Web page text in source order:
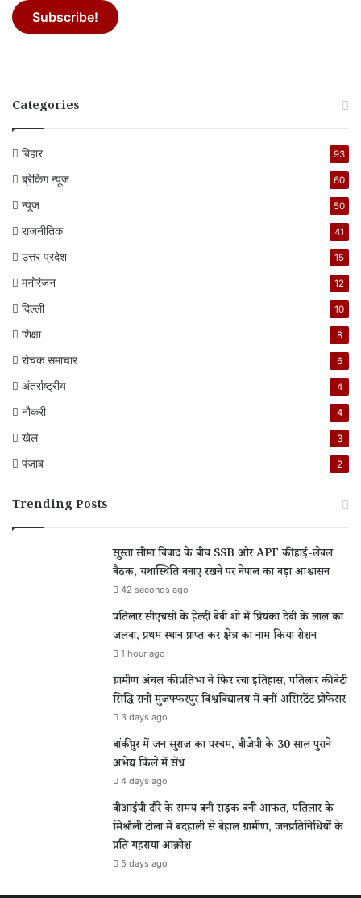
Categories
बिहार 93
ब्रेकिंग न्यूज 60
न्यूज 50
राजनीतिक 41
उत्तर प्रदेश 15
मनोरंजन 12
दिल्ली 10
शिक्षा 8
रोचक समाचार 6
अंतर्राष्ट्रीय 4
नौकरी 4
खेल 3
पंजाब 2
Trending Posts
सुस्ता सीमा विवाद के बीच SSB और APF की हाई-लेवल
बैठक, यथास्थिति बनाए रखने पर नेपाल का बड़ा आश्वासन
42 seconds ago
पतिलार सीएचसी के हेल्दी बेबी शो में प्रियंका देवी के लाल का
जलवा, प्रथम स्थान प्राप्त कर क्षेत्र का नाम किया रोशन
1 hour ago
ग्रामीण अंचल की प्रतिभा ने फिर रचा इतिहास, पतिलार की बेटी
सिद्धि रानी मुजफ्फरपुर विश्वविद्यालय में बनीं असिस्टेंट प्रोफेसर
3 days ago
बांकीपुर में जन सुराज का परचम, बीजेपी के 30 साल पुराने
अभेद्य किले में सेंध
4 days ago
वीआईपी दौरे के समय बनी सड़क बनी आफत, पतिलार के
मिश्रौली टोला में बदहाली से बेहाल ग्रामीण, जनप्रतिनिधियों के
प्रति गहराया आक्रोश
5 days ago